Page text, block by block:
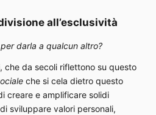
all’esclusività
darla a qualcun altro?
che da secoli riflettono su questo
che si cela dietro questo
creare e amplificare solidi
sviluppare valori personali,